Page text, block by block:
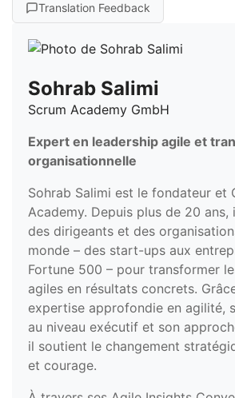
Translation Feedback
Sohrab Salimi
Scrum Academy GmbH
Expert en leadership agile et
organisationnelle
Sohrab Salimi est le fondateur et
Academy. Depuis plus de 20 ans,
des dirigeants et des
monde – des start-ups aux
Fortune 500 – pour transformer
agiles en résultats concrets.
expertise approfondie en agilité,
au niveau exécutif et son
il soutient le changement
et courage.